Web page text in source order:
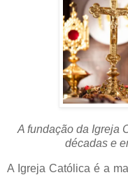
A fundação da Igreja
décadas e
A Igreja Católica é a